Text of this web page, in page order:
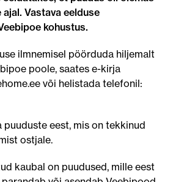
Vastava eelduse
kohustus.
ilmnemisel pöörduda hiljemalt
poole, saates e-kirja
või helistada telefonil:
eest, mis on tekkinud
ostjale.
kaubal on puudused, mille eest